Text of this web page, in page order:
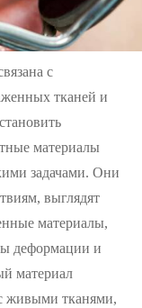
с
тканей и
материалы
задачами. Они
выглядят
материалы,
деформации и
материал
с живыми тканями,